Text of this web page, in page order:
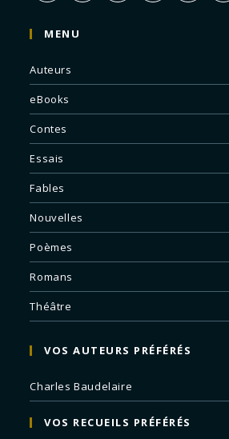
MENU
Auteurs
eBooks
Contes
Essais
Fables
Nouvelles
Poèmes
Romans
Théâtre
VOS AUTEURS PRÉFÉRÉS
Charles Baudelaire
VOS RECUEILS PRÉFÉRÉS